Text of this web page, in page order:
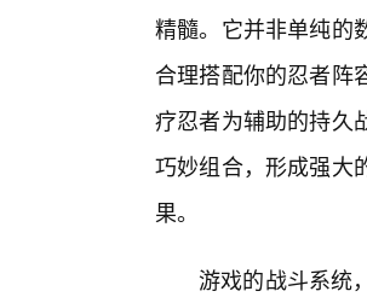
精髓。它并非单纯的
合理搭配你的忍者阵
疗忍者为辅助的持久
巧妙组合，形成强大
果。
游戏的战斗系统